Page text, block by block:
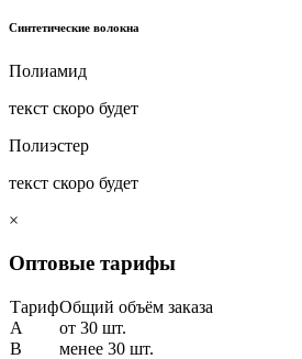
Синтетические волокна
Полиамид
текст скоро будет
Полиэстер
текст скоро будет
×
Оптовые тарифы
ТарифОбщий объём заказа
A
от 30 шт.
B
менее 30 шт.